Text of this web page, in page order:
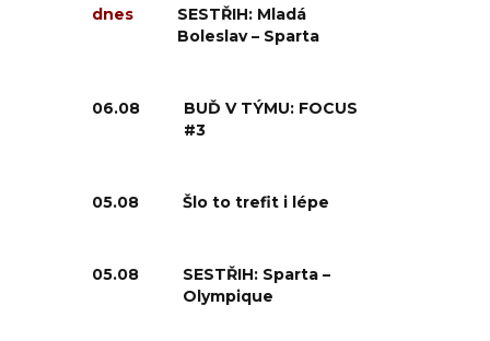
dnes
SESTŘIH: Mladá
Boleslav – Sparta
06.08
BUĎ V TÝMU: FOCUS
#3
05.08 Šlo to trefit i lépe
05.08
SESTŘIH: Sparta –
Olympique